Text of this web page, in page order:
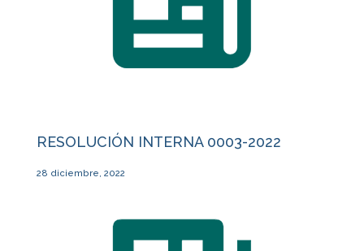
RESOLUCIÓN INTERNA 0003-2022
28 diciembre, 2022